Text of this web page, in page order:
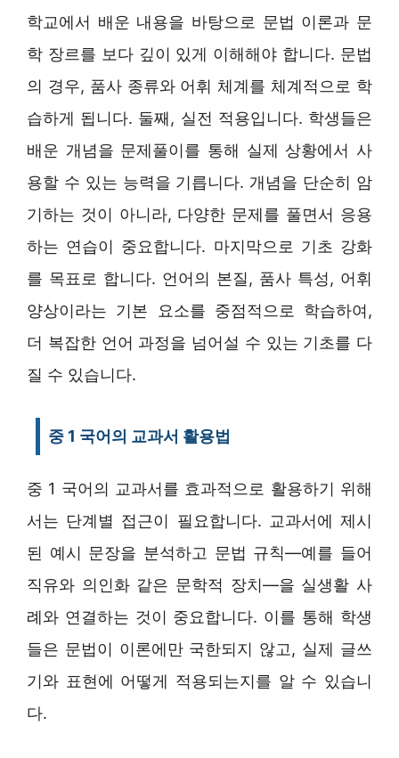
학교에서 배운 내용을 바탕으로 문법 이론과 문
학 장르를 보다 깊이 있게 이해해야 합니다. 문법
의 경우, 품사 종류와 어휘 체계를 체계적으로 학
습하게 됩니다. 둘째, 실전 적용입니다. 학생들은
배운 개념을 문제풀이를 통해 실제 상황에서 사
용할 수 있는 능력을 기릅니다. 개념을 단순히 암
기하는 것이 아니라, 다양한 문제를 풀면서 응용
하는 연습이 중요합니다. 마지막으로 기초 강화
를 목표로 합니다. 언어의 본질, 품사 특성, 어휘
양상이라는 기본 요소를 중점적으로 학습하여,
더 복잡한 언어 과정을 넘어설 수 있는 기초를 다
질 수 있습니다.
중 1 국어의 교과서 활용법
중 1 국어의 교과서를 효과적으로 활용하기 위해
서는 단계별 접근이 필요합니다. 교과서에 제시
된 예시 문장을 분석하고 문법 규칙—예를 들어
직유와 의인화 같은 문학적 장치—을 실생활 사
례와 연결하는 것이 중요합니다. 이를 통해 학생
들은 문법이 이론에만 국한되지 않고, 실제 글쓰
기와 표현에 어떻게 적용되는지를 알 수 있습니
다.